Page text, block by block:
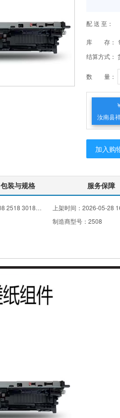
配 送 至：
库 存：
结算方式：
数 量：
汝南县
加入购
包装与规格 服务保障
东芝(TOSHIBA) 2508 3008 2518 3018 3518 3508 4508 5008上纸套 搓纸组件 上架时间： 2026-05-28
制造商型号： 2508